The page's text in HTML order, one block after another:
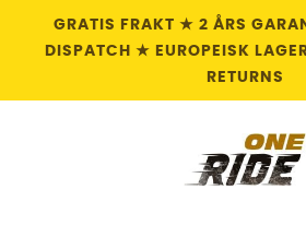
GRATIS FRAKT ★ 2 ÅRS
DISPATCH ★ EUROPEISK
RETURNS